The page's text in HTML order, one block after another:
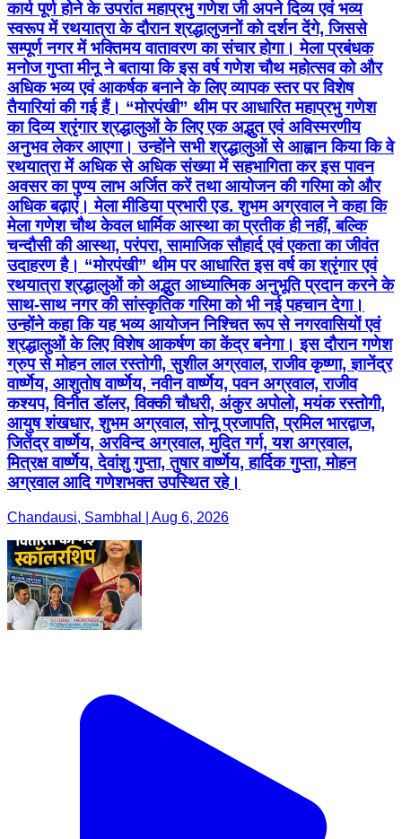
कार्य पूर्ण होने के उपरांत महाप्रभु गणेश जी अपने दिव्य एवं भव्य
स्वरूप में रथयात्रा के दौरान श्रद्धालुजनों को दर्शन देंगे, जिससे
सम्पूर्ण नगर में भक्तिमय वातावरण का संचार होगा। मेला प्रबंधक
मनोज गुप्ता मीनू ने बताया कि इस वर्ष गणेश चौथ महोत्सव को और
अधिक भव्य एवं आकर्षक बनाने के लिए व्यापक स्तर पर विशेष
तैयारियां की गई हैं। “मोरपंखी” थीम पर आधारित महाप्रभु गणेश
का दिव्य श्रृंगार श्रद्धालुओं के लिए एक अद्भुत एवं अविस्मरणीय
अनुभव लेकर आएगा। उन्होंने सभी श्रद्धालुओं से आह्वान किया कि वे
रथयात्रा में अधिक से अधिक संख्या में सहभागिता कर इस पावन
अवसर का पुण्य लाभ अर्जित करें तथा आयोजन की गरिमा को और
अधिक बढ़ाएं। मेला मीडिया प्रभारी एड. शुभम अग्रवाल ने कहा कि
मेला गणेश चौथ केवल धार्मिक आस्था का प्रतीक ही नहीं, बल्कि
चन्दौसी की आस्था, परंपरा, सामाजिक सौहार्द एवं एकता का जीवंत
उदाहरण है। “मोरपंखी” थीम पर आधारित इस वर्ष का श्रृंगार एवं
रथयात्रा श्रद्धालुओं को अद्भुत आध्यात्मिक अनुभूति प्रदान करने के
साथ-साथ नगर की सांस्कृतिक गरिमा को भी नई पहचान देगा।
उन्होंने कहा कि यह भव्य आयोजन निश्चित रूप से नगरवासियों एवं
श्रद्धालुओं के लिए विशेष आकर्षण का केंद्र बनेगा। इस दौरान गणेश
ग्रुप से मोहन लाल रस्तोगी, सुशील अग्रवाल, राजीव कृष्णा, ज्ञानेंद्र
वार्ष्णेय, आशुतोष वार्ष्णेय, नवीन वार्ष्णेय, पवन अग्रवाल, राजीव
कश्यप, विनीत डॉलर, विक्की चौधरी, अंकुर अपोलो, मयंक रस्तोगी,
आयुष शंखधार, शुभम अग्रवाल, सोनू प्रजापति, प्रमिल भारद्वाज,
जितेंद्र वार्ष्णेय, अरविन्द अग्रवाल, मुदित गर्ग, यश अग्रवाल,
मित्रक्ष वार्ष्णेय, देवांशु गुप्ता, तुषार वार्ष्णेय, हार्दिक गुप्ता, मोहन
अग्रवाल आदि गणेशभक्त उपस्थित रहे।
Chandausi, Sambhal | Aug 6, 2026